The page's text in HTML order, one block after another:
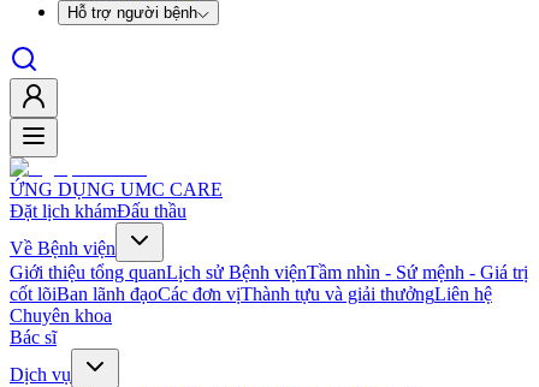
Hỗ trợ người bệnh
ỨNG DỤNG UMC CARE
Đặt lịch khámĐấu thầu
Về Bệnh viện
Giới thiệu tổng quanLịch sử Bệnh việnTầm nhìn - Sứ mệnh - Giá trị
cốt lõiBan lãnh đạoCác đơn vịThành tựu và giải thưởngLiên hệ
Chuyên khoa
Bác sĩ
Dịch vụ